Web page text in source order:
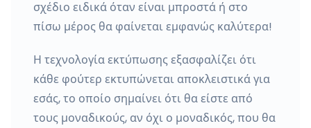
σχέδιο ειδικά όταν είναι μπροστά ή στο
πίσω μέρος θα φαίνεται εμφανώς καλύτερα!
Η τεχνολογία εκτύπωσης εξασφαλίζει ότι
κάθε φούτερ εκτυπώνεται αποκλειστικά για
εσάς, το οποίο σημαίνει ότι θα είστε από
τους μοναδικούς, αν όχι ο μοναδικός, που θα